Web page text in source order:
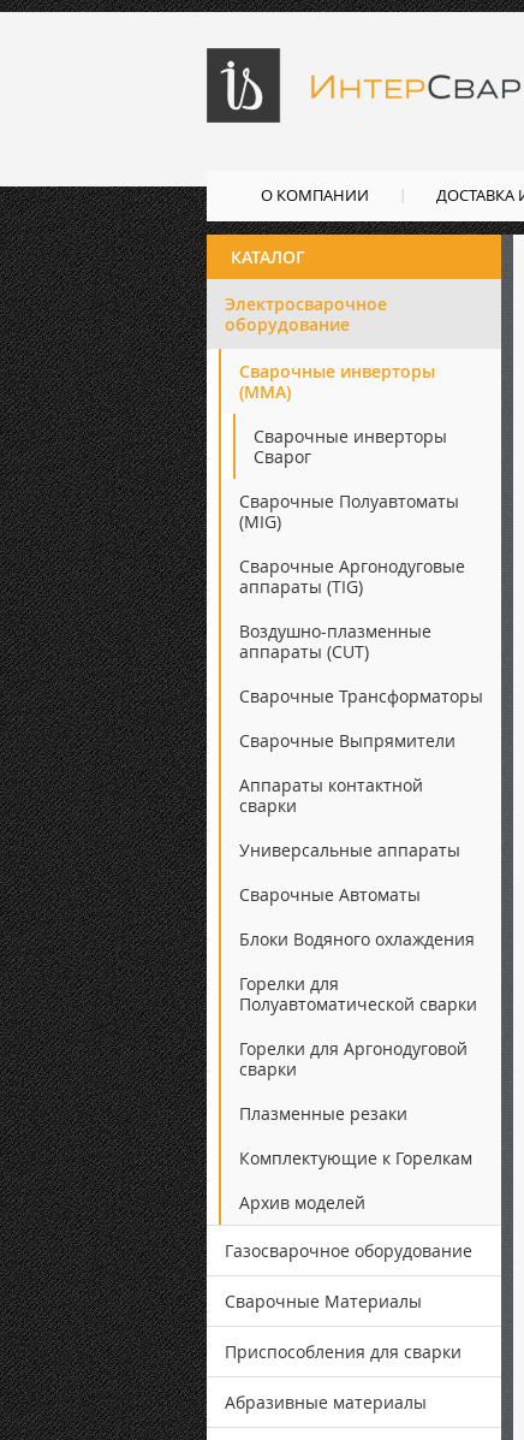
КАТАЛОГ
Электросварочное
оборудование
Сварочные инверторы
(ММА)
Сварочные инверторы
Сварог
Сварочные Полуавтоматы
(MIG)
Сварочные Аргонодуговые
аппараты (TIG)
Воздушно-плазменные
аппараты (CUT)
Сварочные Трансформаторы
Сварочные Выпрямители
Аппараты контактной
сварки
Универсальные аппараты
Сварочные Автоматы
Блоки Водяного охлаждения
Горелки для
Полуавтоматической сварки
Горелки для Аргонодуговой
сварки
Плазменные резаки
Комплектующие к Горелкам
Архив моделей
Газосварочное оборудование
Сварочные Материалы
Приспособления для сварки
Абразивные материалы
О КОМПАНИИ ДОСТАВКА